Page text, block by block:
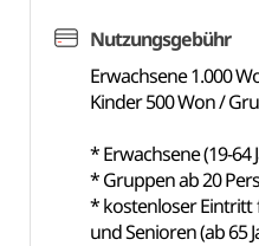
Nutzungsgebühr
Erwachsene 1.000
Kinder 500 Won /
* Erwachsene (19-64
* Gruppen ab 20
* kostenloser Eintritt
und Senioren (ab 65